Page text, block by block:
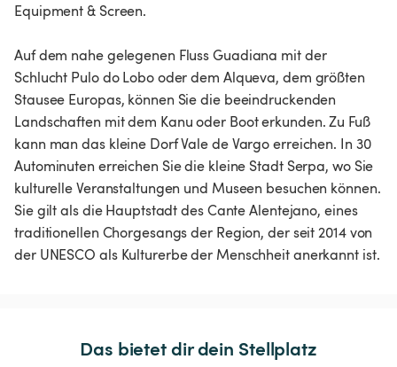
Equipment & Screen.
Auf dem nahe gelegenen Fluss Guadiana mit der
Schlucht Pulo do Lobo oder dem Alqueva, dem größten
Stausee Europas, können Sie die beeindruckenden
Landschaften mit dem Kanu oder Boot erkunden. Zu Fuß
kann man das kleine Dorf Vale de Vargo erreichen. In 30
Autominuten erreichen Sie die kleine Stadt Serpa, wo Sie
kulturelle Veranstaltungen und Museen besuchen können.
Sie gilt als die Hauptstadt des Cante Alentejano, eines
traditionellen Chorgesangs der Region, der seit 2014 von
der UNESCO als Kulturerbe der Menschheit anerkannt ist.
Das bietet dir dein Stellplatz